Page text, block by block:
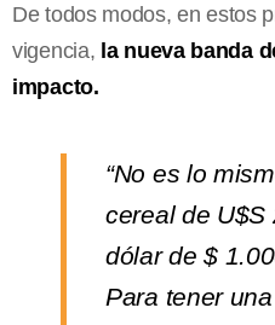
De todos modos, en estos
vigencia, la nueva banda
impacto.
“No es lo
cereal de U$S
dólar de $
Para tener